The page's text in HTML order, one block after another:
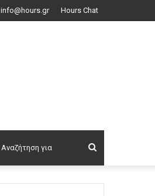
info@hours.gr Hours Chat
για